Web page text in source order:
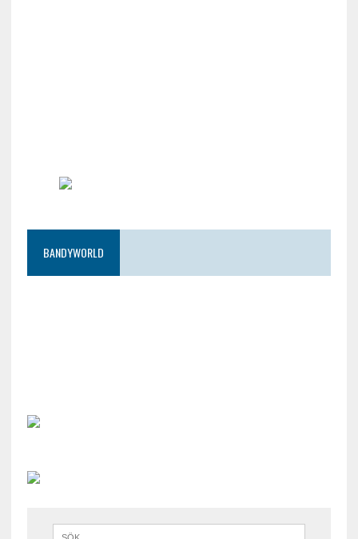
BANDYWORLD